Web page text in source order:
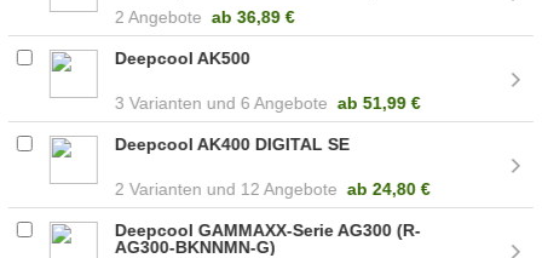
2 Angebote ab 36,89 €
Deepcool AK500
3 6 Angebote ab 51,99 €
Deepcool AK400 DIGITAL SE
2 12 Angebote ab 24,80 €
Deepcool GAMMAXX-Serie AG300 (R-
AG300-BKNNMN-G)